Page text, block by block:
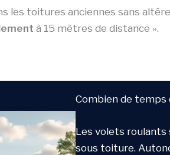
les toitures anciennes sans
à 15 mètres de distance ».
Combien de temps
Les volets roulants
sous toiture.